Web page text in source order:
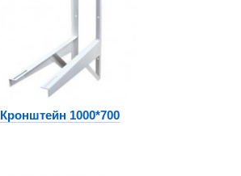
Кронштейн 1000*700